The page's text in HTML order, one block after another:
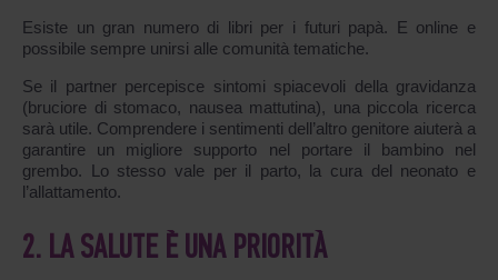
Esiste un gran numero di libri per i futuri papà. E online e
possibile sempre unirsi alle comunità tematiche.
Se il partner percepisce sintomi spiacevoli della gravidanza
(bruciore di stomaco, nausea mattutina), una piccola ricerca
sarà utile. Comprendere i sentimenti dell’altro genitore aiuterà a
garantire un migliore supporto nel portare il bambino nel
grembo. Lo stesso vale per il parto, la cura del neonato e
l’allattamento.
2. LA SALUTE È UNA PRIORITÀ